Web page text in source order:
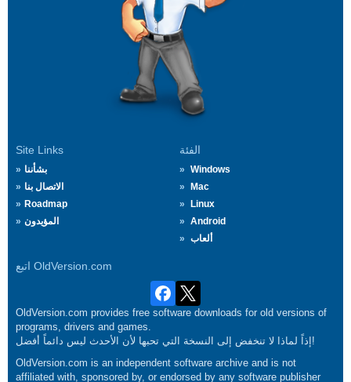
Site Links
بشأننا
الاتصال بنا
Roadmap
المؤيدون
الفئة
Windows
Mac
Linux
Android
ألعاب
اتبع OldVersion.com
OldVersion.com provides free software downloads for old versions of
programs, drivers and games.
إذاً لماذا لا تنخفض إلى النسخة التي تحبها لأن الأحدث ليس دائماً أفضل!
OldVersion.com is an independent software archive and is not
affiliated with, sponsored by, or endorsed by any software publisher